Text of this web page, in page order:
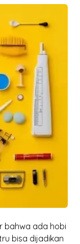
bahwa ada hobi
bisa dijadikan